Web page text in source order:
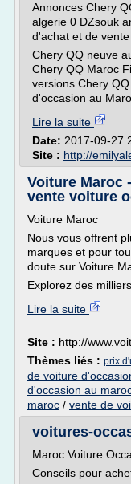
Annonces Chery
algerie 0 DZsouk
d'achat et de
Chery QQ neuve
Chery QQ Maroc
versions Chery
d'occasion au
Lire la suite
Date: 2017-09-27
Site : http://
Voiture Maroc
vente voiture
Voiture Maroc
Nous vous offrent
marques et pour
doute sur Voiture
Explorez des
Lire la suite
Site : http://
Thèmes liés : prix
de voiture
d'occasion au
maroc / vente de
voitures-
Maroc Voiture
Conseils pour